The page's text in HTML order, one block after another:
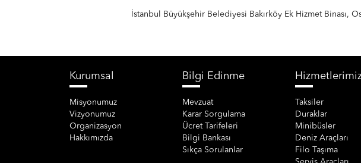
İstanbul Büyükşehir Belediyesi Bakırköy Ek Hizmet Binası,
Kurumsal
Misyonumuz
Vizyonumuz
Organizasyon
Hakkımızda
Bilgi Edinme
Mevzuat
Karar Sorgulama
Ücret Tarifeleri
Bilgi Bankası
Sıkça Sorulanlar
Taksiler
Duraklar
Minibüsler
Deniz Araçları
Filo Taşıma